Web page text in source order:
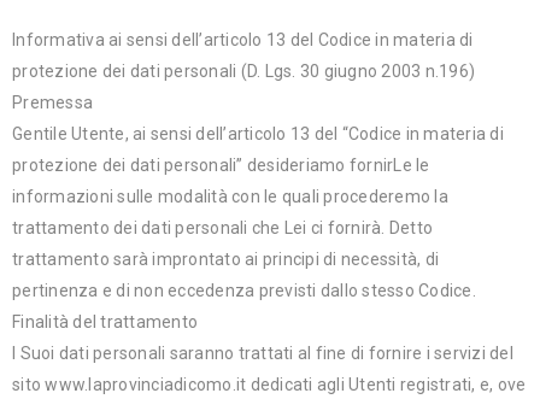
Informativa ai sensi dell’articolo 13 del Codice in materia di
protezione dei dati personali (D. Lgs. 30 giugno 2003 n.196)
Premessa
Gentile Utente, ai sensi dell’articolo 13 del “Codice in materia di
protezione dei dati personali” desideriamo fornirLe le
informazioni sulle modalità con le quali procederemo la
trattamento dei dati personali che Lei ci fornirà. Detto
trattamento sarà improntato ai principi di necessità, di
pertinenza e di non eccedenza previsti dallo stesso Codice.
Finalità del trattamento
I Suoi dati personali saranno trattati al fine di fornire i servizi del
sito www.laprovinciadicomo.it dedicati agli Utenti registrati, e, ove